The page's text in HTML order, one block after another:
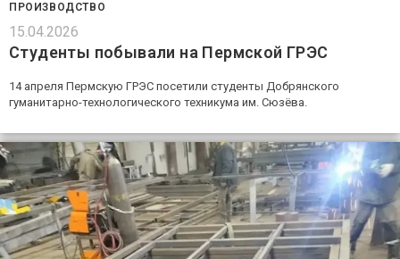
ПРОИЗВОДСТВО
15.04.2026
Студенты побывали на Пермской ГРЭС
14 апреля Пермскую ГРЭС посетили студенты Добрянского
гуманитарно-технологического техникума им. Сюзёва.